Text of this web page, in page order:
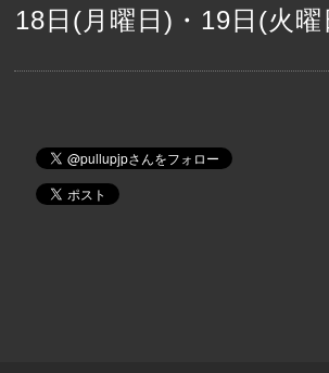
18日(月曜日)・19日(火曜